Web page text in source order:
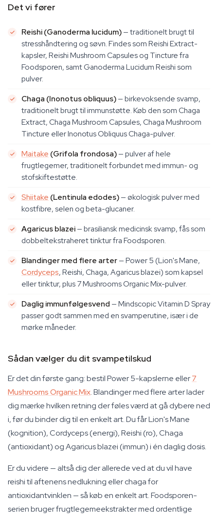
Det vi fører
Reishi (Ganoderma lucidum)— traditionelt brugt til
stresshåndtering og søvn. Findes som Reishi Extract-
kapsler, Reishi Mushroom Capsules og Tincture fra
Foodsporen, samt Ganoderma Lucidum Reishi som
pulver.
Chaga (Inonotus obliquus)— birkevoksende svamp,
traditionelt brugt til immunstøtte. Køb den som Chaga
Extract, Chaga Mushroom Capsules, Chaga Mushroom
Tincture eller Inonotus Obliquus Chaga-pulver.
Maitake (Grifola frondosa)— pulver af hele
frugtlegemer, traditionelt forbundet med immun- og
stofskiftestøtte.
Shiitake (Lentinula edodes)— økologisk pulver med
kostfibre, selen og beta-glucaner.
Agaricus blazei— brasiliansk medicinsk svamp, fås som
dobbeltekstraheret tinktur fra Foodsporen.
Blandinger med flere arter— Power 5 (Lion's Mane,
Cordyceps, Reishi, Chaga, Agaricus blazei) som kapsel
eller tinktur, plus 7 Mushrooms Organic Mix-pulver.
Daglig immunfølgesvend — Mindscopic Vitamin D Spray
passer godt sammen med en svamperutine, især i de
mørke måneder.
Sådan vælger du dit svampetilskud
Er det din første gang: bestil Power 5-kapslerne eller7
Mushrooms Organic Mix. Blandinger med flere arter lader
dig mærke hvilken retning der føles værd at gå dybere ned
i, før du binder dig til en enkelt art. Du får Lion's Mane
(kognition), Cordyceps (energi), Reishi (ro), Chaga
(antioxidant) og Agaricus blazei (immun) i én daglig dosis.
Er du videre — altså dig der allerede ved at du vil have
reishi til aftenens nedlukning eller chaga for
antioxidantvinklen — så køb en enkelt art. Foodsporen-
serien bruger frugtlegemeekstrakter med ordentlige